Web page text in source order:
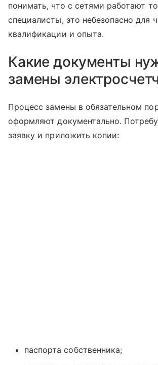
понимать, что с сетями работают
специалисты, это небезопасно для
квалификации и опыта.
Какие документы
замены
Процесс замены в обязательном
оформляют документально.
заявку и приложить копии:
паспорта собственника;